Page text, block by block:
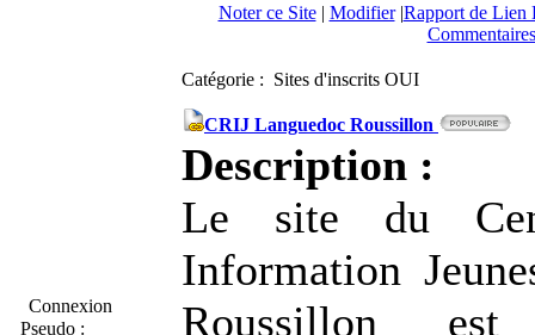
Connexion
Pseudo :
Noter ce Site| Modifier|Rapport de Lien
Catégorie : Sites d'inscrits OUI
CRIJ Languedoc Roussillon
Description :
Le site du
Information
Roussillon